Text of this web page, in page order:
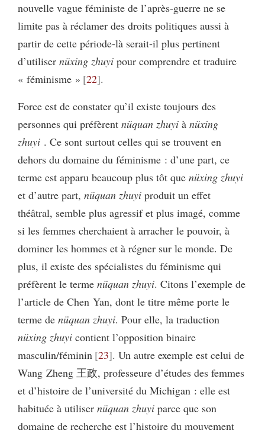
nouvelle vague féministe de l’après‑guerre ne se
limite pas à réclamer des droits politiques aussi à
partir de cette période‑là serait‑il plus pertinent
d’utiliser nüxing zhuyi pour comprendre et traduire
« féminisme » 22 .
Force est de constater qu’il existe toujours des
personnes qui préfèrent nüquan zhuyi à nüxing
zhuyi . Ce sont surtout celles qui se trouvent en
dehors du domaine du féminisme : d’une part, ce
terme est apparu beaucoup plus tôt que nüxing zhuyi
et d’autre part, nüquan zhuyi produit un effet
théâtral, semble plus agressif et plus imagé, comme
si les femmes cherchaient à arracher le pouvoir, à
dominer les hommes et à régner sur le monde. De
plus, il existe des spécialistes du féminisme qui
préfèrent le terme nüquan zhuyi. Citons l’exemple de
l’article de Chen Yan, dont le titre même porte le
terme de nüquan zhuyi. Pour elle, la traduction
nüxing zhuyi contient l’opposition binaire
masculin/féminin 23 . Un autre exemple est celui de
Wang Zheng 王政, professeure d’études des femmes
et d’histoire de l’université du Michigan : elle est
habituée à utiliser nüquan zhuyi parce que son
domaine de recherche est l’histoire du mouvement